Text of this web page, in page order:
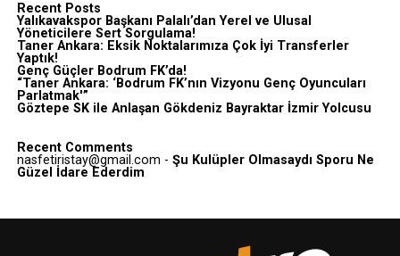
Recent Posts
Yalıkavakspor Başkanı Palalı’dan Yerel ve Ulusal
Yöneticilere Sert Sorgulama!
Taner Ankara: Eksik Noktalarımıza Çok İyi Transferler
Yaptık!
Genç Güçler Bodrum FK’da!
“Taner Ankara: ‘Bodrum FK’nın Vizyonu Genç Oyuncuları
Parlatmak'”
Göztepe SK ile Anlaşan Gökdeniz Bayraktar İzmir Yolcusu
Recent Comments
nasfetiristay@gmail.com - Şu Kulüpler Olmasaydı Sporu Ne
Güzel İdare Ederdim